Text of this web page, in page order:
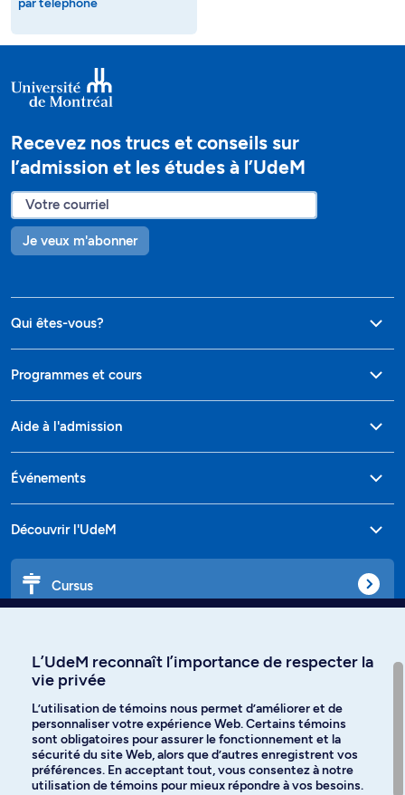
par téléphone
Recevez nos trucs et conseils sur
l’admission et les études à l’UdeM
Je veux m'abonner
Qui êtes-vous?
Programmes et cours
Aide à l'admission
Événements
Découvrir l'UdeM
Cursus
Langues
Facebook Instagram
L’UdeM reconnaît l’importance de respecter la
vie privée
L’utilisation de témoins nous permet d’améliorer et de
personnaliser votre expérience Web. Certains témoins
sont obligatoires pour assurer le fonctionnement et la
sécurité du site Web, alors que d’autres enregistrent vos
préférences. En acceptant tout, vous consentez à notre
utilisation de témoins pour mieux répondre à vos besoins.